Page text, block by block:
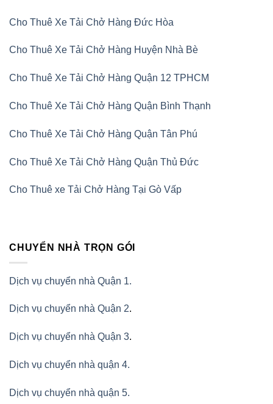
Cho Thuê Xe Tải Chở Hàng Đức Hòa
Cho Thuê Xe Tải Chở Hàng Huyện Nhà Bè
Cho Thuê Xe Tải Chở Hàng Quận 12 TPHCM
Cho Thuê Xe Tải Chở Hàng Quận Bình Thạnh
Cho Thuê Xe Tải Chở Hàng Quận Tân Phú
Cho Thuê Xe Tải Chở Hàng Quận Thủ Đức
Cho Thuê xe Tải Chở Hàng Tại Gò Vấp
CHUYỂN NHÀ TRỌN GÓI
Dịch vụ chuyển nhà Quận 1.
Dịch vụ chuyển nhà Quận 2.
Dịch vụ chuyển nhà Quận 3.
Dịch vụ chuyển nhà quận 4.
Dịch vụ chuyển nhà quận 5.